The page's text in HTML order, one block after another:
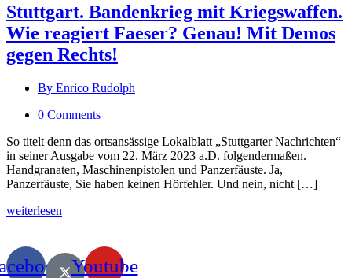
Stuttgart. Bandenkrieg mit Kriegswaffen.
Wie reagiert Faeser? Genau! Mit Demos
gegen Rechts!
By Enrico Rudolph
0 Comments
So titelt denn das ortsansässige Lokalblatt „Stuttgarter Nachrichten“
in seiner Ausgabe vom 22. März 2023 a.D. folgendermaßen.
Handgranaten, Maschinenpistolen und Panzerfäuste. Ja,
Panzerfäuste, Sie haben keinen Hörfehler. Und nein, nicht […]
weiterlesen
Youtube